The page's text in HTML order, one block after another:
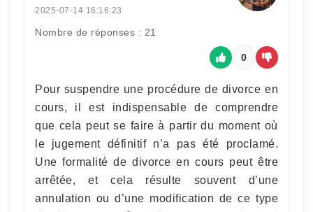
2025-07-14 16:16:23
Nombre de réponses : 21
0
Pour suspendre une procédure de divorce en
cours, il est indispensable de comprendre
que cela peut se faire à partir du moment où
le jugement définitif n’a pas été proclamé.
Une formalité de divorce en cours peut être
arrêtée, et cela résulte souvent d’une
annulation ou d’une modification de ce type